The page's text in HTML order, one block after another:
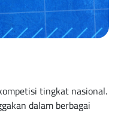
tingkat nasional.
dalam berbagai